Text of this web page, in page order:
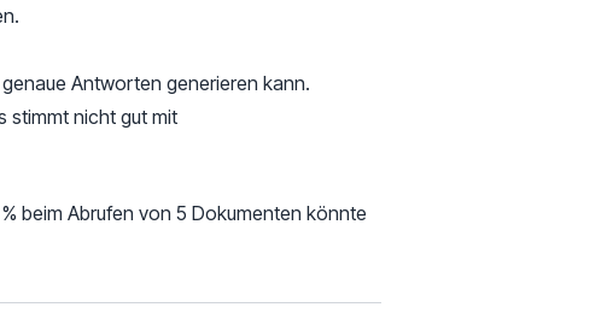
Antworten generieren kann.
stimmt nicht gut mit
beim Abrufen von 5 Dokumenten könnte